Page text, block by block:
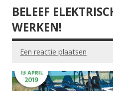
BELEEF
WERKEN!
Een reactie plaatsen